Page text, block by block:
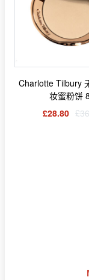
Charlotte Tilbury
妆蜜粉饼
£28.80